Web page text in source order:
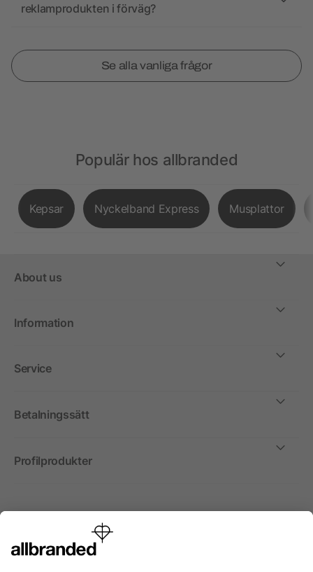
reklamprodukten i förväg?
Se alla vanliga frågor
Populär hos allbranded
Kepsar Nyckelband Express Musplattor
About us
Information
Service
Betalningssätt
Profilprodukter
Internationellt